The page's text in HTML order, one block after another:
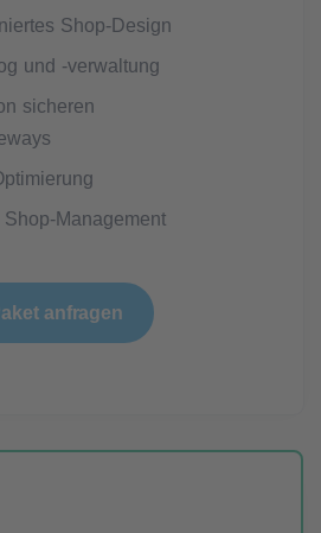
Shop-Design
und -verwaltung
sicheren
Management
anfragen